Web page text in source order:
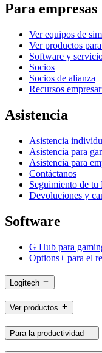
Para empresas
Ver equipos de
Ver productos
Software y
Socios
Socios de alianza
Recursos
Asistencia
Asistencia
Asistencia para
Asistencia para
Contáctanos
Seguimiento de tu
Devoluciones y
Software
G Hub para
Options+ para el
Logitech
Ver productos
Para la productividad